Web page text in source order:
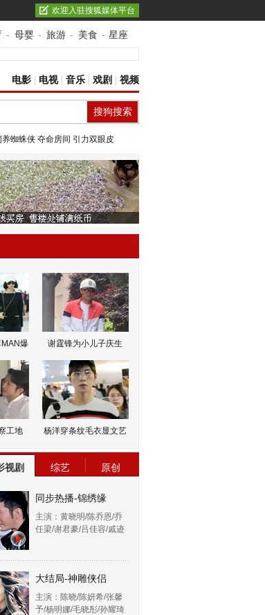
欢迎入驻搜狐媒体平台
- 母婴 - 旅游 - 美食 - 星座
电影 电视| 音乐 戏剧 视频
养蜘蛛侠 夺命房间 引力双眼皮
爆 谢霆锋为小儿子庆生
工地 杨洋穿条纹毛衣显文艺
视剧 综艺 原创
同步热播-锦绣缘
主演：黄晓明/陈乔恩/乔
任梁/谢君豪/吕佳容/戚迹
大结局-神雕侠侣
主演：陈晓/陈妍希/张馨
予/杨明娜/毛晓彤/孙耀琦